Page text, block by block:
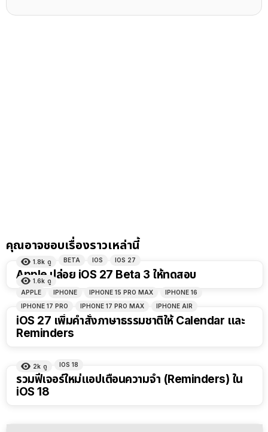
คุณอาจชอบเรื่องราวเหล่านี้
1.8k ดู BETA IOS IOS 27
Apple ปล่อย iOS 27 Beta 3 ให้ทดสอบ
1.6k ดู
APPLE
IPHONE IPHONE 15 PRO MAX
IPHONE 16
IPHONE 17 PRO
IPHONE 17 PRO MAX IPHONE AIR
iOS 27 เพิ่มคำสั่งภาษาธรรมชาติให้ Calendar และ
Reminders
2k ดู IOS 18
รวมฟีเจอร์ใหม่แอปเตือนความจำ (Reminders) ใน
iOS 18